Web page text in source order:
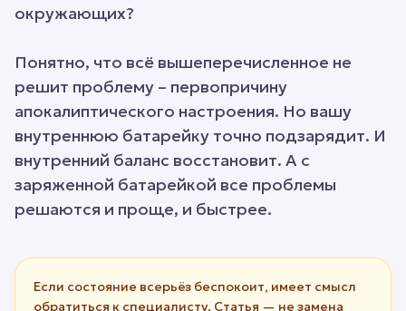
окружающих?
Понятно, что всё вышеперечисленное не
решит проблему – первопричину
апокалиптического настроения. Но вашу
внутреннюю батарейку точно подзарядит. И
внутренний баланс восстановит. А с
заряженной батарейкой все проблемы
решаются и проще, и быстрее.
Если состояние всерьёз беспокоит, имеет смысл
обратиться к специалисту. Статья — не замена